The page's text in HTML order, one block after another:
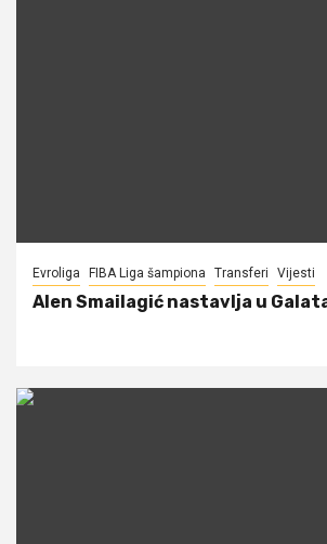
Evroliga FIBA Liga šampiona Transferi Vijesti
Alen Smailagić nastavlja u